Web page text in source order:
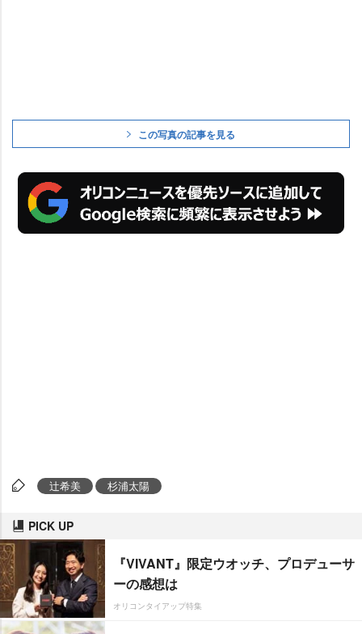
この写真の記事を見る
辻希美 杉浦太陽
PICK UP
『VIVANT』限定ウオッチ、プロデューサ
ーの感想は
オリコンタイアップ特集